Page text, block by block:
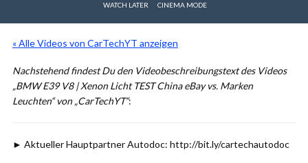
WATCH LATER CINEMA MODE
« Alle Videos von CarTechYT anzeigen
Nachstehend findest Du den Videobeschreibungstext des Videos
„BMW E39 V8 | Xenon Licht TEST China eBay vs. Marken
Leuchten“ von „CarTechYT“:
► Aktueller Hauptpartner Autodoc: http://bit.ly/cartechautodoc